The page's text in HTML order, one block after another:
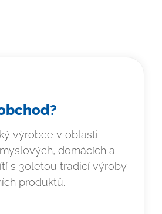
výrobce v oblasti
domácích a
s 30letou tradicí výroby
produktů.